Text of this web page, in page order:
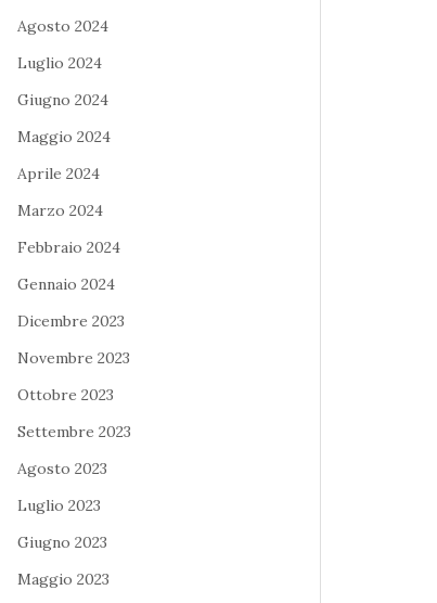
Agosto 2024
Luglio 2024
Giugno 2024
Maggio 2024
Aprile 2024
Marzo 2024
Febbraio 2024
Gennaio 2024
Dicembre 2023
Novembre 2023
Ottobre 2023
Settembre 2023
Agosto 2023
Luglio 2023
Giugno 2023
Maggio 2023